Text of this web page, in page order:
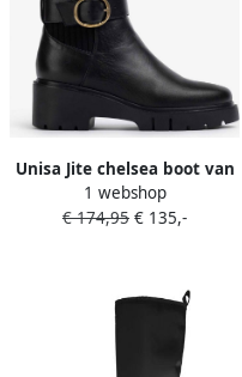
Unisa Jite chelsea boot van
leer met gesp detail
1 webshop
€ 174,95 € 135,-